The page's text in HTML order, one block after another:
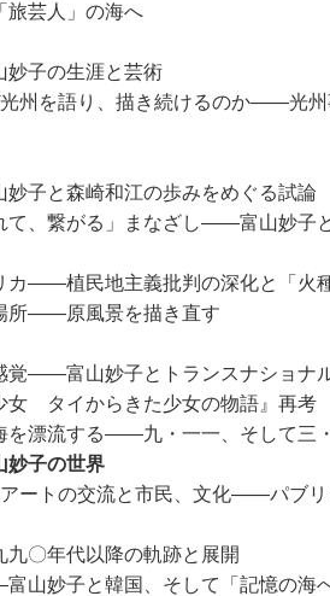
芸人」の海へ
子の生涯と芸術
州を語り、描き続けるのか――光
子と森崎和江の歩みをめぐる試論
、繋がる」まなざし――富山妙子
――植民地主義批判の深化と「火
所――原風景を描き直す
――富山妙子とトランスナショナ
タイからきた少女の物語』再考
漂流する――九・一一、そして三
子の世界
ートの交流と市民、文化――パブリ
〇年代以降の軌跡と展開
妙子と韓国、そして「記憶の海